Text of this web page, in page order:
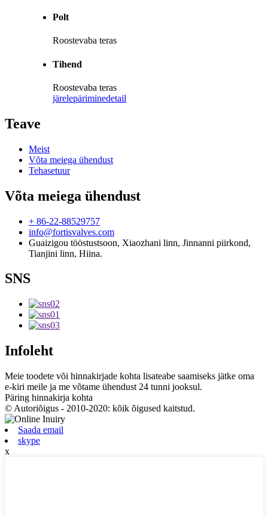
Polt
Roostevaba teras
Tihend
Roostevaba teras
järelepäriminedetail
Teave
Meist
Võta meiega ühendust
Tehasetuur
Võta meiega ühendust
+ 86-22-88529757
info@fortisvalves.com
Guaizigou tööstustsoon, Xiaozhani linn, Jinnanni piirkond,
Tianjini linn, Hiina.
SNS
Infoleht
Meie toodete või hinnakirjade kohta lisateabe saamiseks jätke oma
e-kiri meile ja me võtame ühendust 24 tunni jooksul.
Päring hinnakirja kohta
© Autoriõigus - 2010-2020: kõik õigused kaitstud.
Saada email
skype
x